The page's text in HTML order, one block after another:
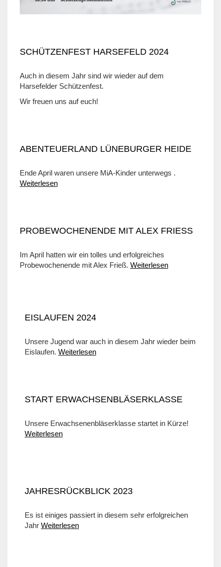
SCHÜTZENFEST HARSEFELD 2024
Auch in diesem Jahr sind wir wieder auf dem
Harsefelder Schützenfest.
Wir freuen uns auf euch!
ABENTEUERLAND LÜNEBURGER HEIDE
Ende April waren unsere MiA-Kinder unterwegs .
Weiterlesen
PROBEWOCHENENDE MIT ALEX FRIESS
Im April hatten wir ein tolles und erfolgreiches
Probewochenende mit Alex Frieß. Weiterlesen
EISLAUFEN 2024
Unsere Jugend war auch in diesem Jahr wieder beim
Eislaufen. Weiterlesen
START ERWACHSENBLÄSERKLASSE
Unsere Erwachsenenbläserklasse startet in Kürze!
Weiterlesen
JAHRESRÜCKBLICK 2023
Es ist einiges passiert in diesem sehr erfolgreichen
Jahr Weiterlesen